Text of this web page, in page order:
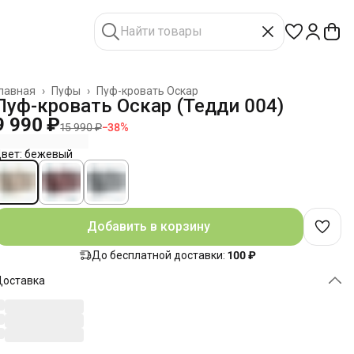
Пуф-кровать Оскар
Пуфы ›
›
кровать Оскар (Тедди 004)
990 ₽15 990 ₽−38%
бежевый
Добавить в корзину
До бесплатной доставки: 100 ₽